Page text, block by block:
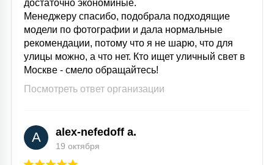
достаточно экономиные.
Менеджеру спасибо, подобрала подходящие
модели по фотографии и дала нормальные
рекомендации, потому что я не шарю, что для
улицы можно, а что нет. Кто ищет уличный свет в
Москве - смело обращайтесь!
Посмотреть ответ организации
A alex-nefedoff a.
19 октября